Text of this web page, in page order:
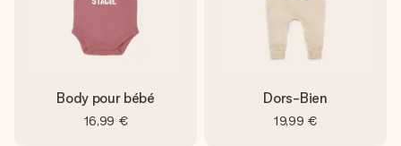
Body pour bébé
16,99 €
Dors-Bien
19,99 €